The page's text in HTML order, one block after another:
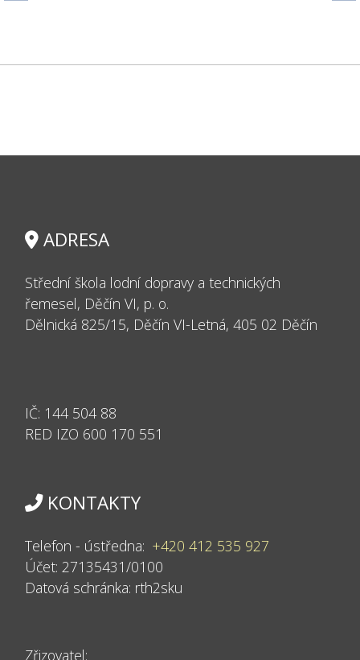
ADRESA
Střední škola lodní dopravy a technických
řemesel, Děčín VI, p. o.
Dělnická 825/15, Děčín VI-Letná, 405 02 Děčín
IČ: 144 504 88
RED IZO 600 170 551
KONTAKTY
Telefon - ústředna: +420 412 535 927
Účet: 27135431/0100
Datová schránka: rth2sku
Zřizovatel: